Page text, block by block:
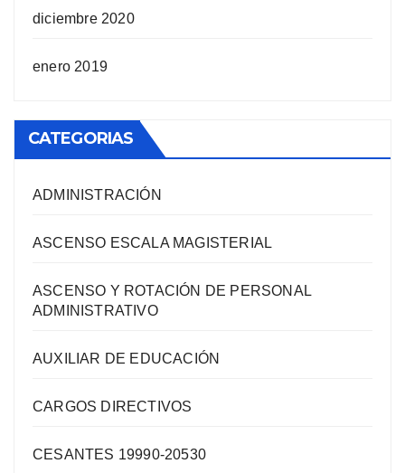
diciembre 2020
enero 2019
CATEGORIAS
ADMINISTRACIÓN
ASCENSO ESCALA MAGISTERIAL
ASCENSO Y ROTACIÓN DE PERSONAL
ADMINISTRATIVO
AUXILIAR DE EDUCACIÓN
CARGOS DIRECTIVOS
CESANTES 19990-20530